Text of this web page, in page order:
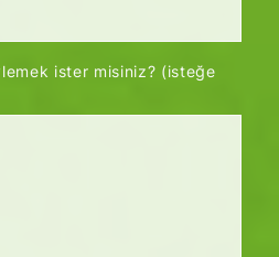
ister misiniz? (isteğe